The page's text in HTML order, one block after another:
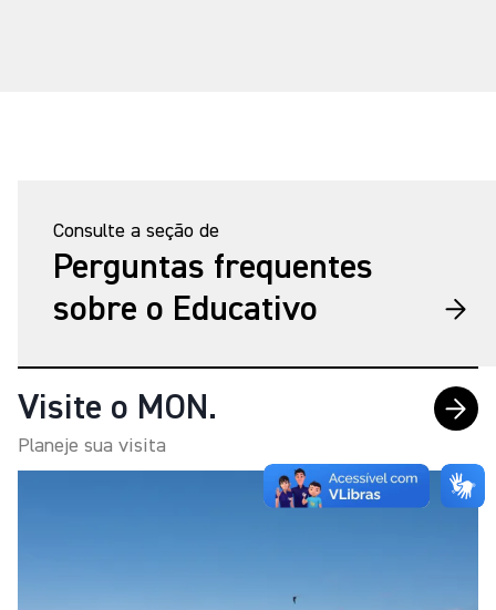
Consulte a seção de
Perguntas frequentes
sobre o Educativo
Visite o MON.
Planeje sua visita